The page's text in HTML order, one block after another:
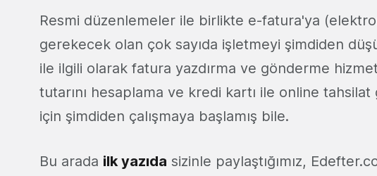
Resmi düzenlemeler ile birlikte e-fatura'ya
gerekecek olan çok sayıda işletmeyi şimdiden
ile ilgili olarak fatura yazdırma ve gönderme
tutarını hesaplama ve kredi kartı ile online
için şimdiden çalışmaya başlamış bile.
Bu arada ilk yazıda sizinle paylaştığımız,